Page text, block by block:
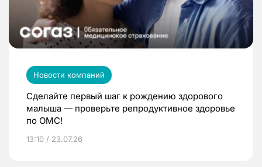
Новости компаний
Сделайте первый шаг к рождению здорового
малыша — проверьте репродуктивное здоровье
по ОМС!
13:10 / 23.07.26